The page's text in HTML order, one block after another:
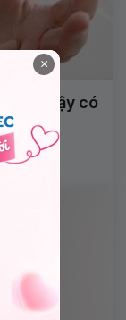
ngủ dậy có
×